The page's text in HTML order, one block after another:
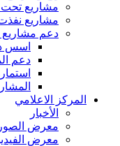
مشاريع تحت
مشاريع
دعم مشاريع
اسس
دعم
المركز الاعلامي
الأخبار
معرض الصور
معرض